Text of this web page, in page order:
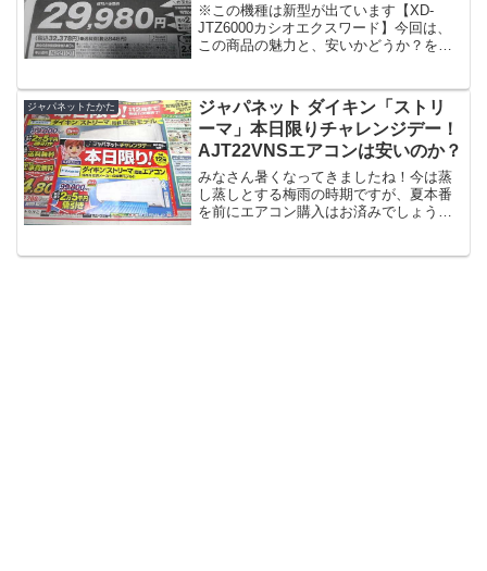
※この機種は新型が出ています【XD-
JTZ6000カシオエクスワード】今回は、
この商品の魅力と、安いかどうか？を調
日まで、締め切り迫る）」と読売新聞
201...
ジャパネットたかた
ジャパネット ダイキン「ストリ
ーマ」本日限りチャレンジデー！
AJT22VNSエアコンは安いのか？
みなさん暑くなってきましたね！今は蒸
し蒸しとする梅雨の時期ですが、夏本番
を前にエアコン購入はお済みでしょう